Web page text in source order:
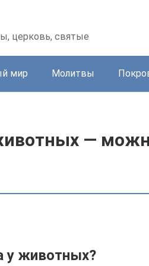
церковь, святые
мир Молитвы
—
у животных?